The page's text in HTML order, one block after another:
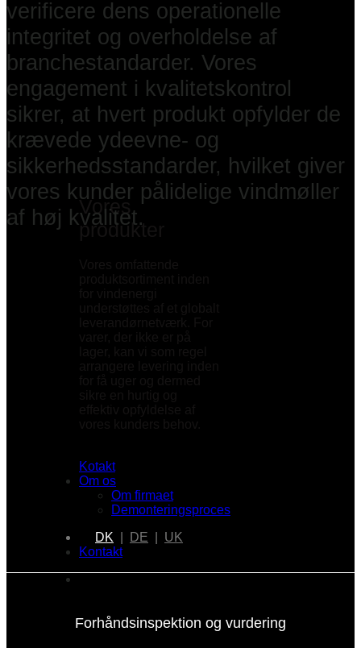
Vores
produkter
Kotakt
Om os
Om firmaet
Demonteringsproces
DK DE
UK
Kontakt
verificere dens operationelle
integritet og overholdelse af
branchestandarder. Vores
engagement i kvalitetskontrol
sikrer, at hvert produkt opfylder de
krævede ydeevne- og
sikkerhedsstandarder, hvilket giver
vores kunder pålidelige vindmøller
af høj kvalitet.
Forhåndsinspektion og vurdering